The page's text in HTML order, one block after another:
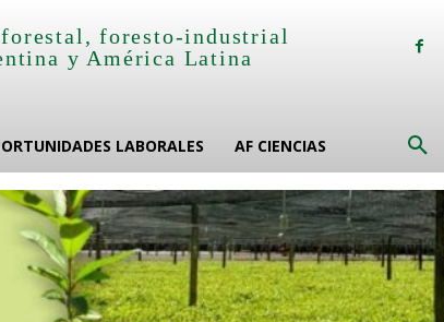
foresto-industrial
y América Latina
LABORALES AF CIENCIAS